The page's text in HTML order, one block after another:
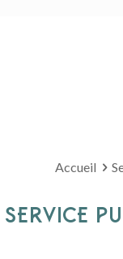
Accueil
SERVICE